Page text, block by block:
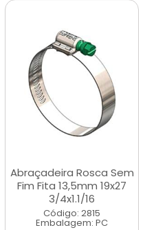
Abraçadeira Rosca Sem
Fim Fita 13,5mm 19x27
3/4x1.1/16
Código: 2815
Embalagem: PC